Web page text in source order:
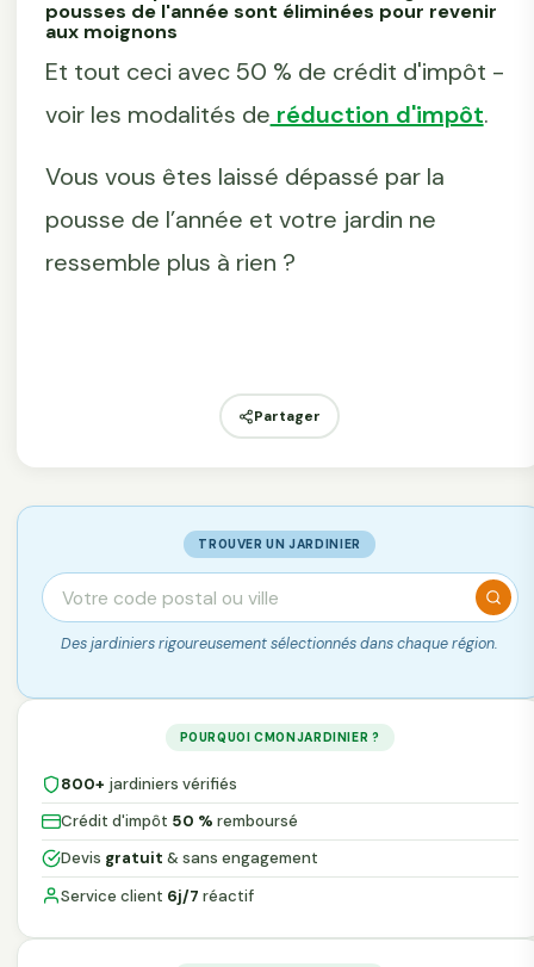
pousses de l'année sont éliminées pour revenir
aux moignons
Et tout ceci avec 50 % de crédit d'impôt -
voir les modalités de réduction d'impôt.
Vous vous êtes laissé dépassé par la
pousse de l’année et votre jardin ne
ressemble plus à rien ?
Partager
TROUVER UN JARDINIER
Des jardiniers rigoureusement sélectionnés dans chaque région.
POURQUOI CMONJARDINIER ?
800+ jardiniers vérifiés
Crédit d'impôt 50 % remboursé
Devis gratuit & sans engagement
Service client 6j/7 réactif